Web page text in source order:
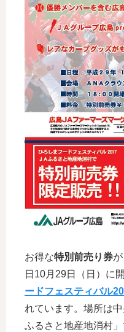
お得な特別前売り券
日10月29日（日）に
ードフェスティバル
れています。場所は
ふるさと地産地消村